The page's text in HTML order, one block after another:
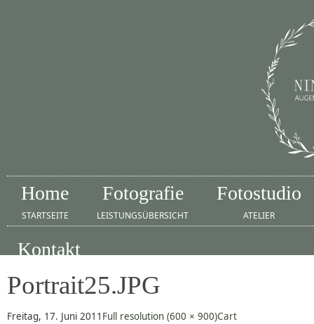
Home
STARTSEITE
Fotografie
LEISTUNGSÜBERSICHT
Fotostudio
ATELIER
Kontakt
Portrait25.JPG
Freitag, 17. Juni 2011 Full resolution (600 × 900)Cart